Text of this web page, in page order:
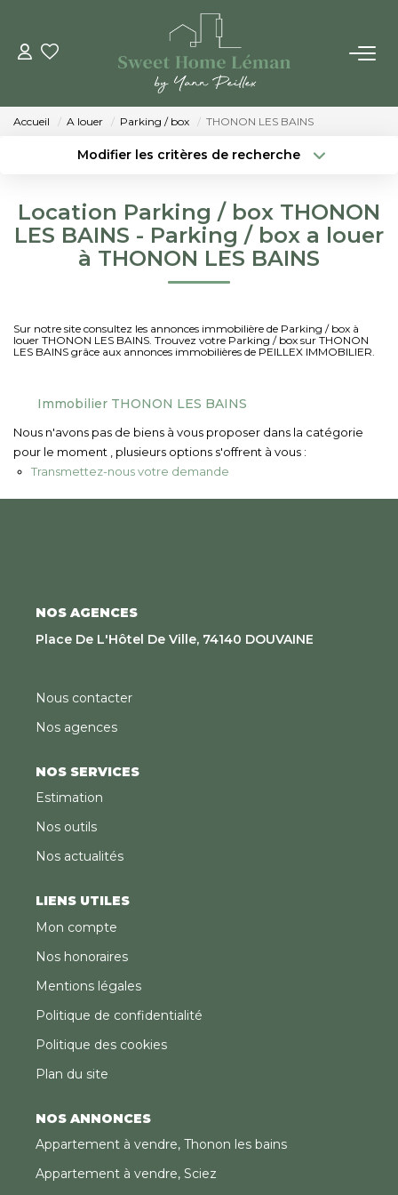
ACHETER
VENDRE
Qui Sommes-Nous
Nous Rejoindre
CONTACT
Accueil A louer Parking / box THONON LES BAINS
Modifier les critères de recherche
Surface min Budget max
Plus de critères Créer une alerte
Location Parking / box THONON
LES BAINS - Parking / box a louer
à THONON LES BAINS
Sur notre site consultez les annonces immobilière de Parking / box à
louer THONON LES BAINS. Trouvez votre Parking / box sur THONON
LES BAINS grâce aux annonces immobilières de PEILLEX IMMOBILIER.
Immobilier THONON LES BAINS
Nous n'avons pas de biens à vous proposer dans la catégorie
pour le moment , plusieurs options s'offrent à vous :
Transmettez-nous votre demande
NOS AGENCES
Place De L'Hôtel De Ville, 74140 DOUVAINE
Nous contacter
Nos agences
NOS SERVICES
Estimation
Nos outils
Nos actualités
LIENS UTILES
Mon compte
Nos honoraires
Mentions légales
Politique de confidentialité
Politique des cookies
Plan du site
NOS ANNONCES
Appartement à vendre, Thonon les bains
Appartement à vendre, Sciez